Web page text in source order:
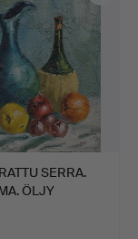
SERRA.
ÖLJY